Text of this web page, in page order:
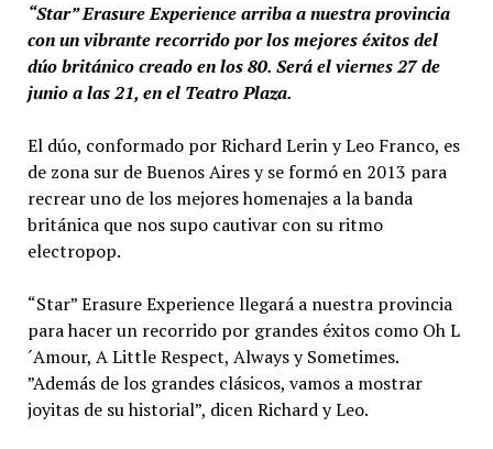
“Star” Erasure Experience arriba a nuestra provincia
con un vibrante recorrido por los mejores éxitos del
dúo británico creado en los 80. Será el viernes 27 de
junio a las 21, en el Teatro Plaza.
El dúo, conformado por Richard Lerin y Leo Franco, es
de zona sur de Buenos Aires y se formó en 2013 para
recrear uno de los mejores homenajes a la banda
británica que nos supo cautivar con su ritmo
electropop.
“Star” Erasure Experience llegará a nuestra provincia
para hacer un recorrido por grandes éxitos como Oh L
´Amour, A Little Respect, Always y Sometimes.
”Además de los grandes clásicos, vamos a mostrar
joyitas de su historial”, dicen Richard y Leo.